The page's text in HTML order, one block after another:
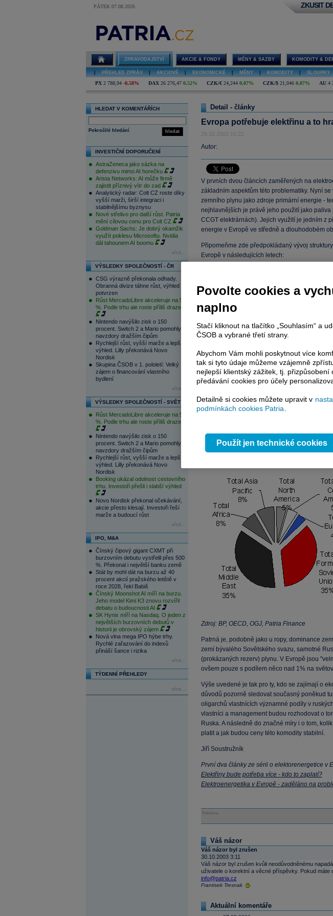
PÁTEK 07.08.2026 ZKUSIT
ZPRAVODAJSTVÍ AKCIE & FONDY MĚNY & SAZBY KOMODITY &
PŘEHLED ZPRÁV AKCIOVÉ EKONOMICKÉ MĚNY KOMODITY SLOUPKY
PX 2 788,94 -0,58% DAX 26 276,47 0,52% CZK/€ 24,244 0,07% CZK/$ 21,046 0,07% AU 4
HLEDAT V KOMENTÁŘÍCH
hledat
Pokročilé hledání
INVESTIČNÍ DOPORUČENÍ
AstraZeneca jako sázka na
defenzivu mimo AI horečku
Arista Networks: AI může firmě
zajistit příznivý vítr do zad
Analytický radar: Colt CZ roste díky
vyšší marži, širší integraci i
stabilnějšímu byznysu
Nové střelivo pro další růst. Patria
mění cílovou cenu pro Colt CZ
Goldman Sachs: Je dobrý okamžik
využít poklesu Microsoftu. Nvidia
dál tahounem AI boomu
více...
VÝSLEDKY SPOLEČNOSTÍ - ČR
CSG výrazně překonala odhady.
Obranná divize táhne růst, výhled
potvrzen
Růst MercadoLibre akceleruje na 50
%. Podle trhu ale roste příliš draze
Nintendo navýšilo zisk o 150
procent. Switch 2 a Mario pomohly
navzdory dražším čipům
Rychlejší růst, vyšší marže a lepší
výhled. Lilly překonává Novo
Nordisk
Skupina ČSOB v 1. pololetí: Velký
zájem o financování vlastního
bydlení
více...
VÝSLEDKY SPOLEČNOSTÍ - SVĚT
Růst MercadoLibre akceleruje na 50
%. Podle trhu ale roste příliš draze
Nintendo navýšilo zisk o 150
procent. Switch 2 a Mario pomohly
navzdory dražším čipům
Rychlejší růst, vyšší marže a lepší
výhled. Lilly překonává Novo
Nordisk
Booking ukázal odolnost cestovního
trhu. Investoři přešli i slabší výhled
Novo Nordisk překonal očekávání,
akcie přesto klesají. Investoři řeší
marže a budoucí růst
více...
IPO, M&A
Čínský čipový gigant CXMT při
burzovním debutu vystřelil přes 500
%. Překonal i největší banku země
Stát by mohl dát na burzu až 40
procent akcií pražského letiště v
roce 2028, řekl Babiš
Čínský Moonshot AI míří na burzu.
Jeho model Kimi K3 znovu rozvířil
debatu o budoucnosti AI
SK Hynix míří na Nasdaq. O jeden z
největších burzovních debutů v
historii je obrovský zájem
Nová vlna mega IPO hýbe trhy.
Rychlé zařazování do indexů
přináší šance i rizika
více...
TÝDENNÍ PŘEHLEDY
více...
Detail - články
Evropa potřebuje elektřinu a to
29.10.2003 16:22
Autor:
V prvních dvou článcích zaměřených na
základním aspektům této problematiky. Nyní
zemního plynu jako zdroje primární energie -
nejhlavnějších je právě jeho použití jako
CCGT elektrárnách). Jejich využití je jedním z
energie v Evropě ve středně a dlouhodobém
Připomeňme zde předpokládaný vývoj
Evropě v následujících letech:
Z výše uvedených důvodů je přinejmenším
zemního plynu (ve smyslu prokázaných
Zdroj: BP, OECD, OGJ, Patria Finance
Patrná je, podobně jako u ropy, dominance
zemí bývalého Sovětského svazu, samotné
(prokázaných rezerv) plynu. V Evropě jsou
ovšem pouze s podílem něco nad 1% na
Výše uvedené je tak pro ty, kdo se zajímají o
důvodů pozorně sledovat současný poněkud
oligarchů vlastnících významné podíly v
vlastníci a management budou rozhodovat o
Ruska. A následně do značné míry i o tom,
platit a jak budou ceny této komodity stabilní.
Jiří Soustružník
První dva články ze sérii o elektorenergetice v
Elektřiny bude potřeba více - kdo to zaplatí?
Elektroenergetika v Evropě - zaděláno na
Reklama
Váš názor
Váš názor byl zrušen
30.10.2003 3:11
Váš názor byl zrušen kvůli neodůvodněnému
uživatele o korektní a věcné příspěvky. Pokud máte
info@patria.cz
Frantisek Tresnak
Aktuální komentáře
Povolte cookies a
naplno
Stačí kliknout na tlačítko „Souhlasím“ a
ČSOB a vybrané třetí strany.
Abychom Vám mohli poskytnout více
tak si tyto údaje můžeme vzájemně
nejlepší klientský zážitek, tj.
předávání cookies pro účely
Detailně si cookies můžete upravit v
podmínkách cookies Patria.
Použít jen technické cookies